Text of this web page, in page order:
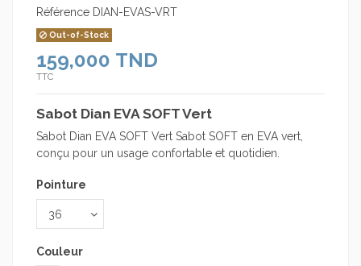
Référence DIAN-EVAS-VRT
Out-of-Stock
159,000 TND
TTC
Sabot Dian EVA SOFT Vert
Sabot Dian EVA SOFT Vert Sabot SOFT en EVA vert,
conçu pour un usage confortable et quotidien.
Pointure
Couleur